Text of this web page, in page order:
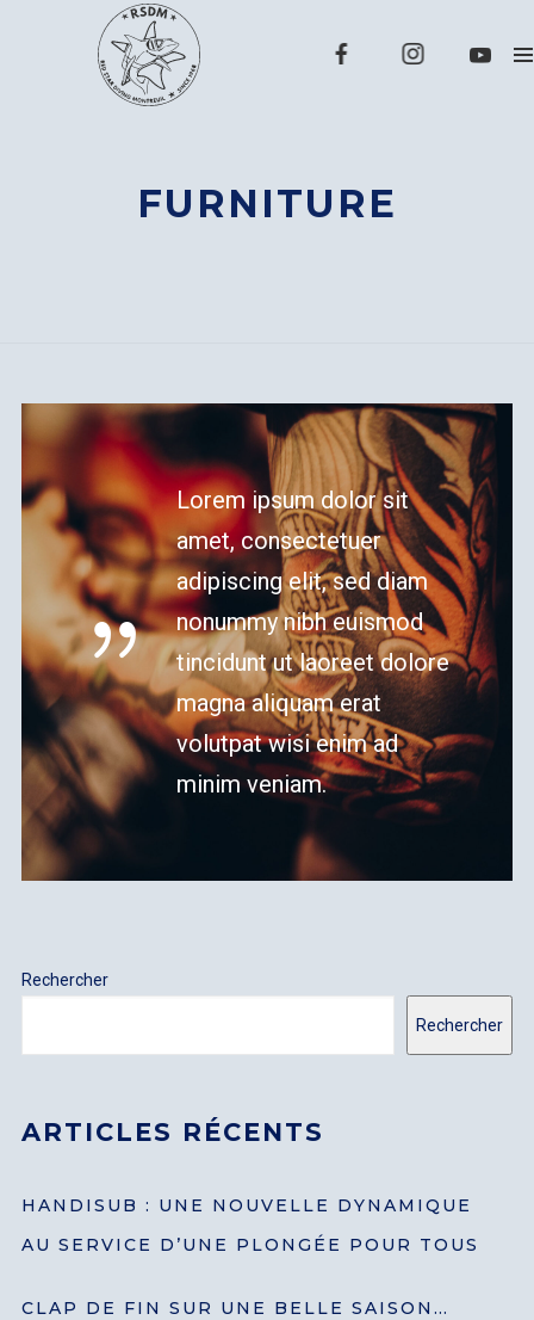
FURNITURE
Lorem ipsum dolor sit
amet, consectetuer
adipiscing elit, sed diam
nonummy nibh euismod
tincidunt ut laoreet dolore
magna aliquam erat
volutpat wisi enim ad
minim veniam.
Rechercher
Rechercher
ARTICLES RÉCENTS
HANDISUB : UNE NOUVELLE DYNAMIQUE
AU SERVICE D’UNE PLONGÉE POUR TOUS
CLAP DE FIN SUR UNE BELLE SAISON…